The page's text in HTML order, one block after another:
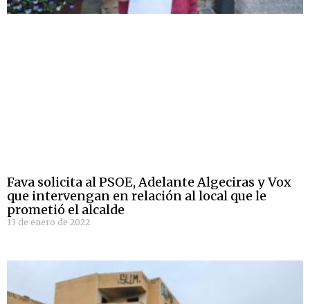
Fava solicita al PSOE, Adelante Algeciras y Vox
que intervengan en relación al local que le
prometió el alcalde
13 de enero de 2022